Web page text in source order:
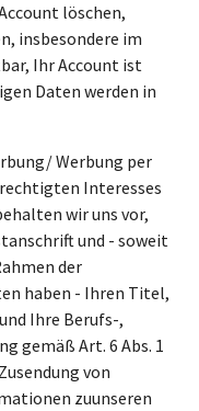
löschen,
insbesondere im
Ihr Account ist
Daten werden in
Werbung per
Interesses
wir uns vor,
und - soweit
der
haben - Ihren Titel,
Ihre Berufs-,
gemäß Art. 6 Abs. 1
von
zuunseren